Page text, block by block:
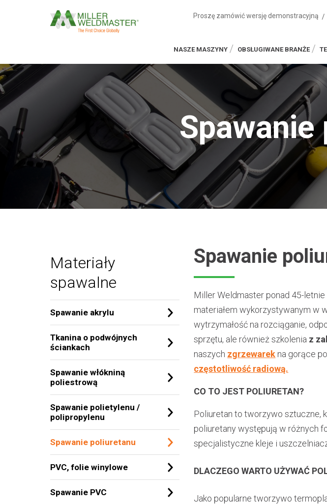
Proszę zamówić wersję demonstracyjną
NASZE MASZYNY OBSŁUGIWANE BRANŻE
Materiały
spawalne
Spawanie akrylu
Tkanina o podwójnych
ściankach
Spawanie włókniną
poliestrową
Spawanie polietylenu /
polipropylenu
Spawanie poliuretanu
PVC, folie winylowe
Spawanie PVC
Spawanie
Miller Weldmaster ponad 45-
materiałem wykorzystywanym w
wytrzymałość na rozciąganie,
sprzętu, ale również szkolenia z
naszych zgrzewarek na gorące
częstotliwość radiową.
CO TO JEST POLIURETAN?
Poliuretan to tworzywo sztuczne,
poliuretany występują w różnych
specjalistyczne kleje i
DLACZEGO WARTO UŻYWAĆ
Jako popularne tworzywo